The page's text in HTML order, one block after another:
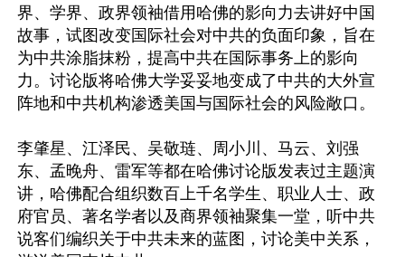
界、学界、政界领袖借用哈佛的影向力去讲好中国
故事，试图改变国际社会对中共的负面印象，旨在
为中共涂脂抹粉，提高中共在国际事务上的影向
力。讨论版将哈佛大学妥妥地变成了中共的大外宣
阵地和中共机构渗透美国与国际社会的风险敞口。
李肇星、江泽民、吴敬琏、周小川、马云、刘强
东、孟晚舟、雷军等都在哈佛讨论版发表过主题演
讲，哈佛配合组织数百上千名学生、职业人士、政
府官员、著名学者以及商界领袖聚集一堂，听中共
说客们编织关于中共未来的蓝图，讨论美中关系，